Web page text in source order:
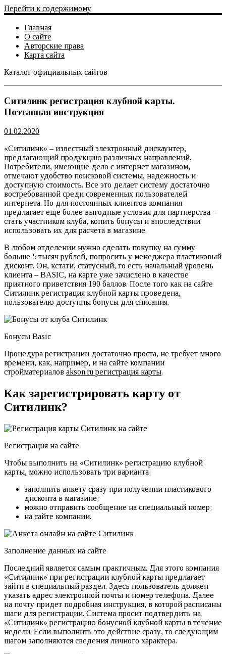
Перейти к содержимому
Главная
О сайте
Авторские права
Карта сайта
Каталог официальных сайтов
Ситилинк регистрация клубной карты.
Поэтапная инструкция
01.02.2020
«Ситилинк» – известный электронный дискаунтер,
предлагающий продукцию различных направлений.
Потребители, имеющие дело с интернет магазином,
отмечают удобство поисковой системы, надежность и
доступную стоимость. Все это делает систему достаточно
востребованной среди современных пользователей
интернета. Но для постоянных клиентов компания
предлагает еще более выгодные условия для партнерства –
стать участником клуба, копить бонусы и впоследствии
использовать их для расчета в магазине.
В любом отделении нужно сделать покупку на сумму
больше 5 тысяч рублей, попросить у менеджера пластиковый
дисконт. Он, кстати, статусный, то есть начальный уровень
клиента – BASIC, на карте уже зачислено в качестве
приятного приветствия 190 баллов. После того как на сайте
Ситилинк регистрация клубной карты проведена,
пользователю доступны бонусы для списания.
Бонусы Basic
Процедура регистрации достаточно проста, не требует много
времени, как, например, и на сайте компании
стройматериалов akson.ru регистрация карты.
Как зарегистрировать карту от
Ситилинк?
Регистрация на сайте
Чтобы выполнить на «Ситилинк» регистрацию клубной
карты, можно использовать три варианта:
заполнить анкету сразу при получении пластикового
дисконта в магазине;
можно отправить сообщение на специальный номер;
на сайте компании.
Заполнение данных на сайте
Последний является самым практичным. Для этого компания
«Ситилинк» при регистрации клубной карты предлагает
зайти в специальный раздел. Здесь пользователь должен
указать адрес электронной почты и номер телефона. Далее
на почту придет подробная инструкция, в которой расписаны
шаги для регистрации. Система просит подтвердить на
«Ситилинк» регистрацию бонусной клубной карты в течение
недели. Если выполнить это действие сразу, то следующим
шагом заполняются сведения личного характера.